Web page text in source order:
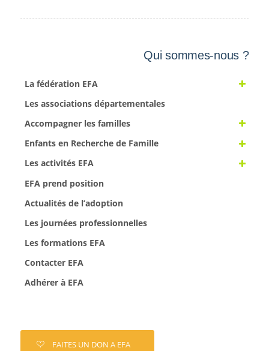
Qui sommes-nous ?
La fédération EFA
Les associations départementales
Accompagner les familles
Enfants en Recherche de Famille
Les activités EFA
EFA prend position
Actualités de l’adoption
Les journées professionnelles
Les formations EFA
Contacter EFA
Adhérer à EFA
FAITES UN DON A EFA